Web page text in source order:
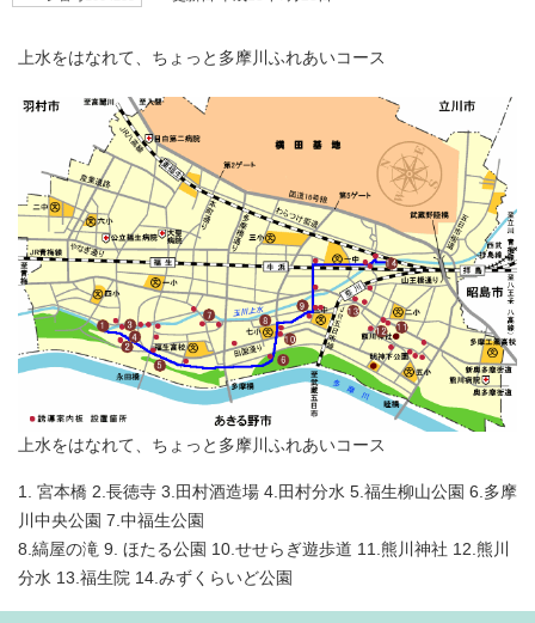
上水をはなれて、ちょっと多摩川ふれあいコース
上水をはなれて、ちょっと多摩川ふれあいコース
1. 宮本橋 2.長徳寺 3.田村酒造場 4.田村分水 5.福生柳山公園 6.多摩
川中央公園 7.中福生公園
8.縞屋の滝 9. ほたる公園 10.せせらぎ遊歩道 11.熊川神社 12.熊川
分水 13.福生院 14.みずくらいど公園